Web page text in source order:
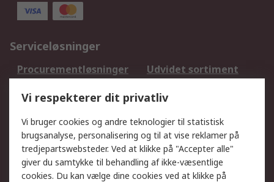
Serviceløsninger
Procurementløsninger
Udvidet sortiment
DesignSpark
Teknisk Support
Dit lokale salgsteam
Eksportløsninger
Support
Få hjælp Returnering
Vi respekterer dit privatliv
Vi bruger cookies og andre teknologier til statistisk
brugsanalyse, personalisering og til at vise reklamer på
tredjepartswebsteder. Ved at klikke på "Accepter alle"
giver du samtykke til behandling af ikke-væsentlige
cookies. Du kan vælge dine cookies ved at klikke på